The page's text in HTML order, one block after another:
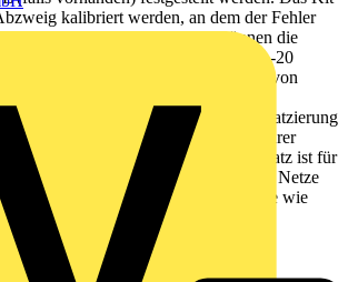
kalibriert werden, an dem der Fehler
Sekunden- und anschließend können die
voneinander überwacht werden -20
besteht das mobile Fehlerortungsset von
und dem Gehäuse mit dem
Und ermöglichen die effektive Platzierung
unabhängig von der Komplexität Ihrer
(IT-Systeme). Dieser Bausatz ist für
komplexe oder einfache Netze
es dem Benutzer, so viele Abgänge wie